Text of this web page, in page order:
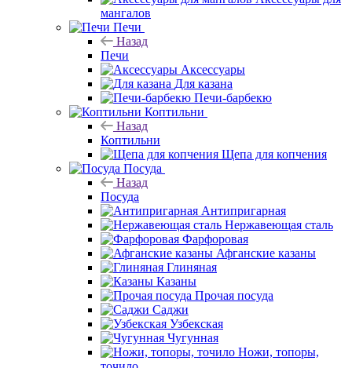
мангалов
Печи
Назад
Печи
Аксессуары
Для казана
Печи-барбекю
Коптильни
Назад
Коптильни
Щепа для копчения
Посуда
Назад
Посуда
Антипригарная
Нержавеющая сталь
Фарфоровая
Афганские казаны
Глиняная
Казаны
Прочая посуда
Саджи
Узбекская
Чугунная
Ножи, топоры,